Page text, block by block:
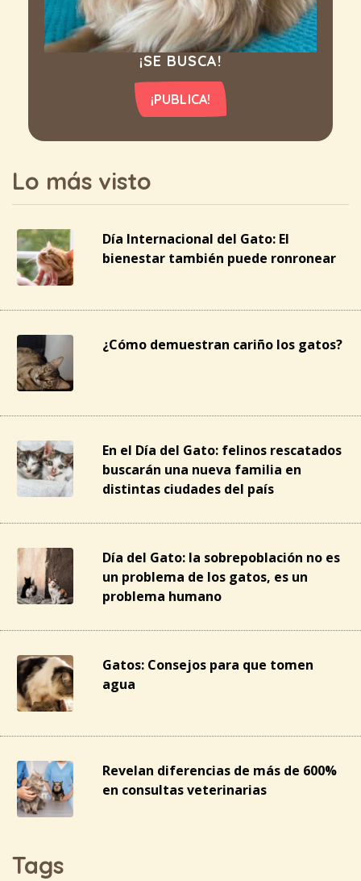
¡SE BUSCA!
¡PUBLICA!
Lo más visto
Día Internacional del Gato: El
bienestar también puede ronronear
¿Cómo demuestran cariño los gatos?
En el Día del Gato: felinos rescatados
buscarán una nueva familia en
distintas ciudades del país
Día del Gato: la sobrepoblación no es
un problema de los gatos, es un
problema humano
Gatos: Consejos para que tomen
agua
Revelan diferencias de más de 600%
en consultas veterinarias
Tags